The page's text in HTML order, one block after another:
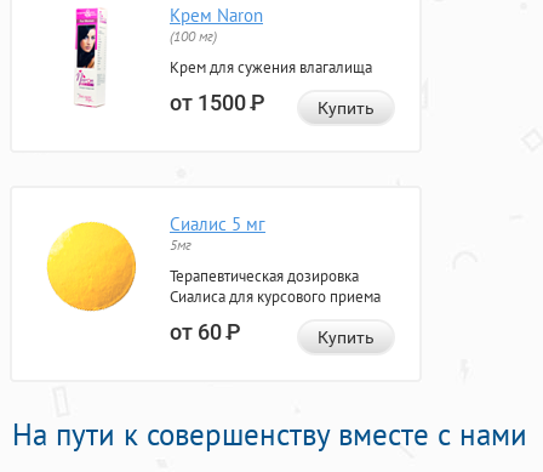
Крем Naron
(100 мг)
Крем для сужения влагалища
от 1500Р Купить
Сиалис 5 мг
5мг
Терапевтическая дозировка
Сиалиса для курсового приема
от 60Р Купить
На пути к совершенству вместе с нами